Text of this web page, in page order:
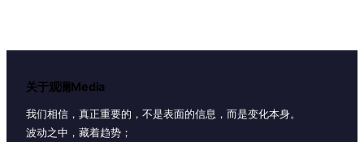
关于观澜Media
我们相信，真正重要的，不是表面的信息，而是变化本身。
波动之中，藏着趋势；